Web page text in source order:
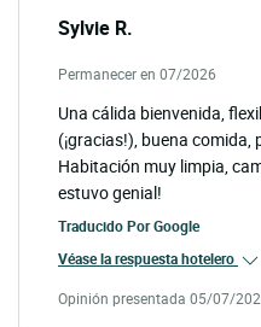
Sylvie R.
Permanecer en 07/2026
Una cálida bienvenida,
(¡gracias!), buena
Habitación muy limpia,
estuvo genial!
Traducido PorGoogle
Véase la respuesta hotelero
Opinión presentada 05/07/